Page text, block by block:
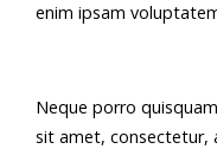
enim ipsam
Neque porro
sit amet, consectetur,